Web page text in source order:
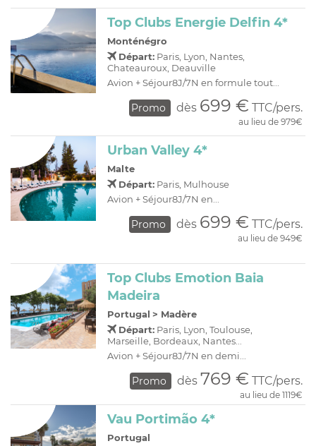
Top Clubs Energie Delfin 4*
Monténégro
Départ: Paris, Lyon, Nantes,
Chateauroux, Deauville
Avion + Séjour8J/7N en formule tout...
Promo dès 699 € TTC/pers.
au lieu de 979€
Urban Valley 4*
Malte
Départ: Paris, Mulhouse
Avion + Séjour8J/7N en...
Promo dès 699 € TTC/pers.
au lieu de 949€
Top Clubs Emotion Baia
Madeira
Portugal > Madère
Départ: Paris, Lyon, Toulouse,
Marseille, Bordeaux, Nantes...
Avion + Séjour8J/7N en demi...
Promo dès 769 € TTC/pers.
au lieu de 1119€
Vau Portimão 4*
Portugal